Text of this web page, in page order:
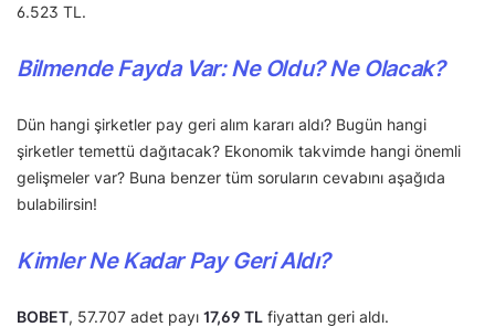
6.523 TL.
Bilmende Fayda Var: Ne Oldu? Ne Olacak?
Dün hangi şirketler pay geri alım kararı aldı? Bugün hangi
şirketler temettü dağıtacak? Ekonomik takvimde hangi önemli
gelişmeler var? Buna benzer tüm soruların cevabını aşağıda
bulabilirsin!
Kimler Ne Kadar Pay Geri Aldı?
BOBET, 57.707 adet payı 17,69 TL fiyattan geri aldı.